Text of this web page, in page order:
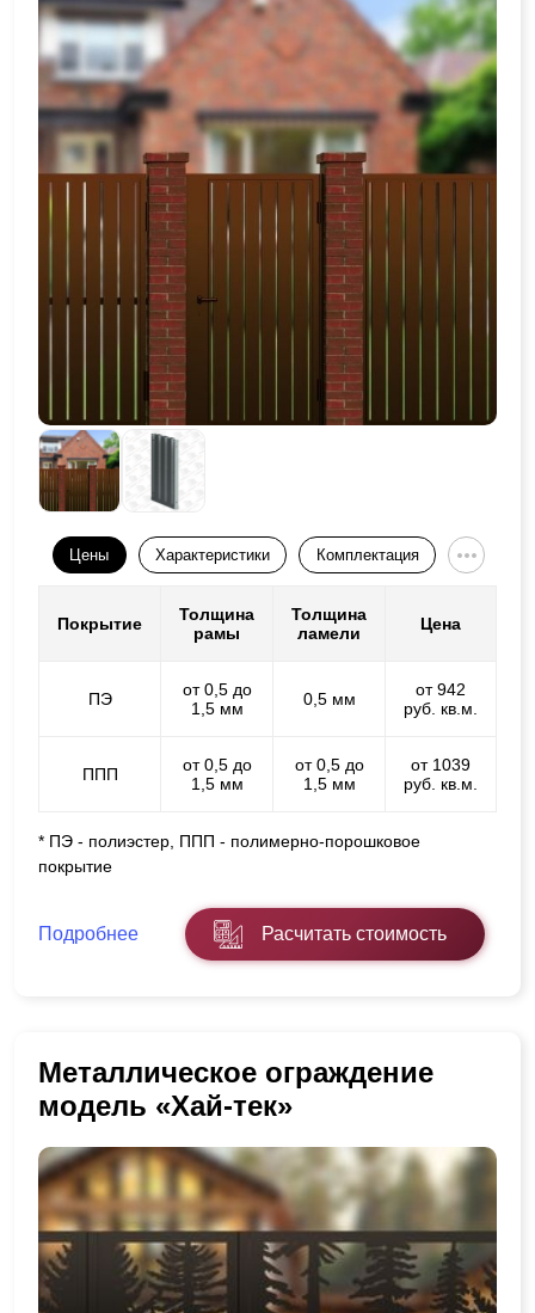
Цены Характеристики Комплектация
Покрытие
Толщина
рамы
Толщина
ламели
Цена
ПЭ
от 0,5 до
1,5 мм
0,5 мм
от 942
руб. кв.м.
ППП
от 0,5 до
1,5 мм
от 0,5 до
1,5 мм
от 1039
руб. кв.м.
* ПЭ - полиэстер, ППП - полимерно-порошковое
покрытие
Подробнее Расчитать стоимость
Металлическое ограждение
модель «Хай-тек»